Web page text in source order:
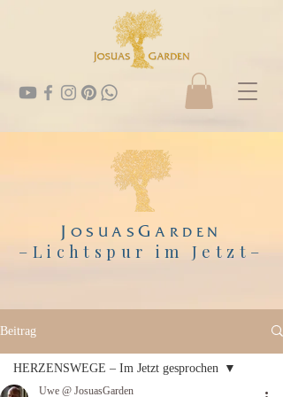
J OSUAS GARDEN
–Lichtspur im Jetzt –
Beitrag
HERZENSWEGE – Im Jetzt gesprochen
Uwe @ JosuasGarden